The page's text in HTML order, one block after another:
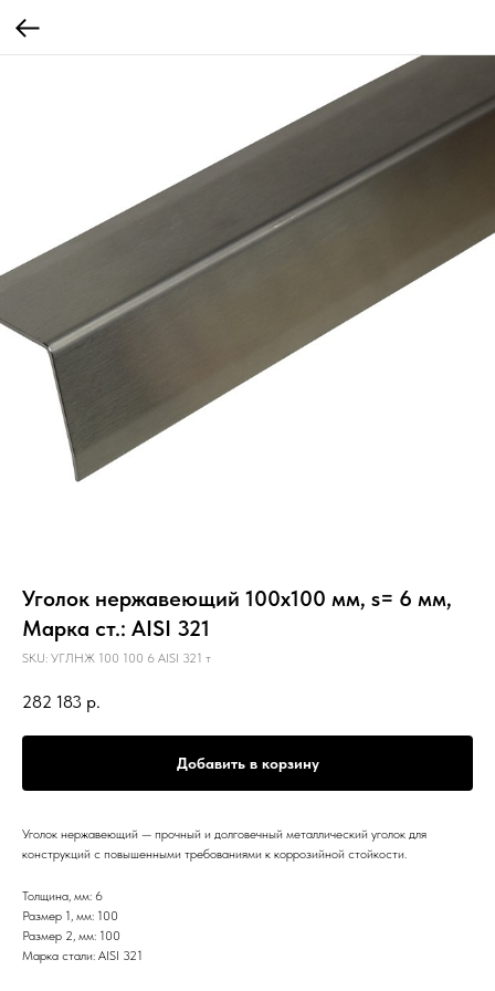
Уголок нержавеющий 100х100 мм, s= 6 мм,
Марка ст.: AISI 321
SKU: УГЛНЖ 100 100 6 AISI 321 т
282 183 р.
Добавить в корзину
Уголок нержавеющий — прочный и долговечный металлический уголок для
конструкций с повышенными требованиями к коррозийной стойкости.
Толщина, мм: 6
Размер 1, мм: 100
Размер 2, мм: 100
Марка стали: AISI 321